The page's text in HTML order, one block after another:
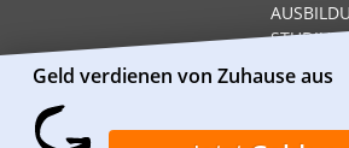
STUDIUM
GEHÄLTER
Geld verdienen von Zuhause aus